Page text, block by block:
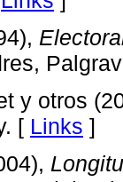
y otros
[ Links ]